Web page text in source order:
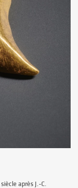
siècle après J.-C.